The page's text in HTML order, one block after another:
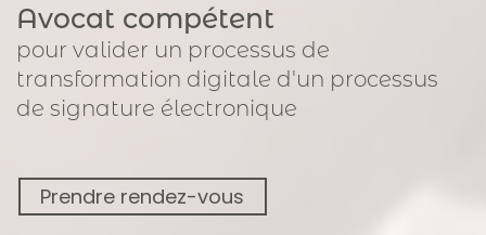
Avocat compétent
pour valider un processus de
transformation digitale d'un processus
de signature électronique
Prendre rendez-vous